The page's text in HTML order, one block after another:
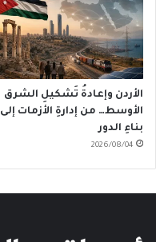
الأردن وإعادةُ تَشكيلِ الشرق
الأوسط… من إدارةِ الأزمات إلى
بناءِ الدور
2026/08/04